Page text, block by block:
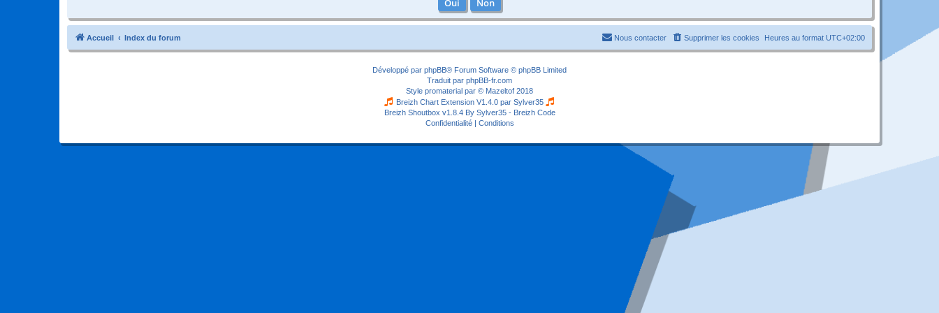
Accueil Index du forum Heures au format UTC+02:00
Supprimer les cookies
Nous contacter
Développé par phpBB® Forum Software © phpBB Limited
Traduit par phpBB-fr.com
Style promaterial par © Mazeltof 2018
Breizh Chart Extension V1.4.0 par Sylver35
Breizh Shoutbox v1.8.4 By Sylver35 - Breizh Code
Confidentialité| Conditions